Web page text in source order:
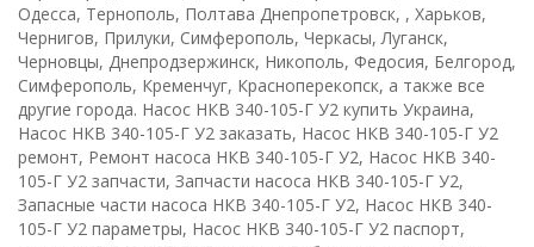
Одесса, Тернополь, Полтава Днепропетровск, , Харьков,
Чернигов, Прилуки, Симферополь, Черкасы, Луганск,
Черновцы, Днепродзержинск, Никополь, Федосия, Белгород,
Симферополь, Кременчуг, Красноперекопск, а также все
другие города. Насос НКВ 340-105-Г У2 купить Украина,
Насос НКВ 340-105-Г У2 заказать, Насос НКВ 340-105-Г У2
ремонт, Ремонт насоса НКВ 340-105-Г У2, Насос НКВ 340-
105-Г У2 запчасти, Запчасти насоса НКВ 340-105-Г У2,
Запасные части насоса НКВ 340-105-Г У2, Насос НКВ 340-
105-Г У2 параметры, Насос НКВ 340-105-Г У2 паспорт,